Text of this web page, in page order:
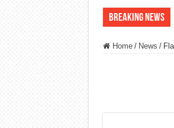
Breaking News
Home / News /